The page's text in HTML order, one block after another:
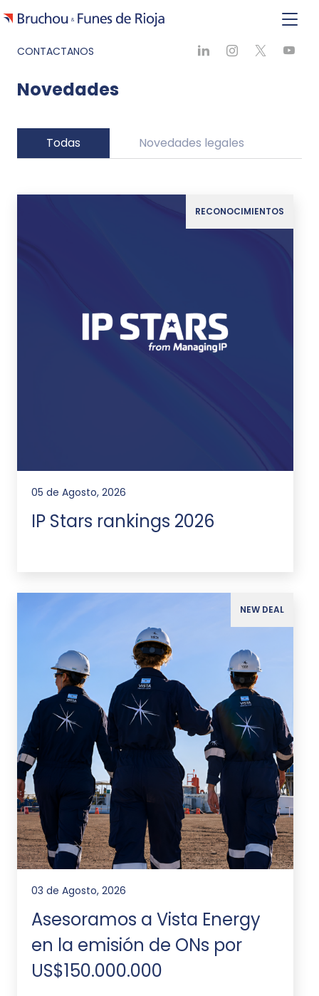
CONTACTANOS
Novedades
Todas Novedades legales
RECONOCIMIENTOS
05 de Agosto, 2026
IP Stars rankings 2026
NEW DEAL
03 de Agosto, 2026
Asesoramos a Vista Energy
en la emisión de ONs por
US$150.000.000